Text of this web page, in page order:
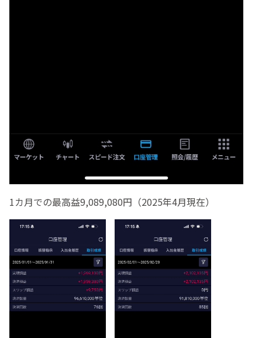
1カ月での最高益9,089,080円（2025年4月現在）